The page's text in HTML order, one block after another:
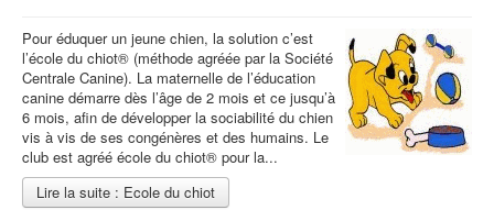
Pour éduquer un jeune chien, la solution c’est
l’école du chiot® (méthode agréée par la Société
Centrale Canine). La maternelle de l’éducation
canine démarre dès l’âge de 2 mois et ce jusqu’à
6 mois, afin de développer la sociabilité du chien
vis à vis de ses congénères et des humains. Le
club est agréé école du chiot® pour la...
Lire la suite : Ecole du chiot